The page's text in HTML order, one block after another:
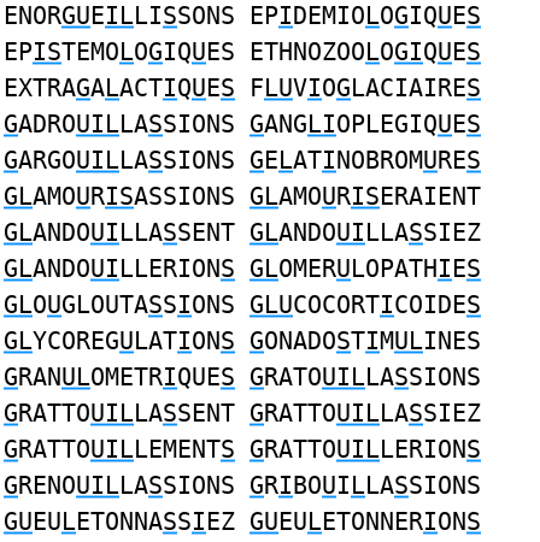
ENORGUEILLISSONS EPIDEMIOLOGIQUES
EPISTEMOLOGIQUES ETHNOZOOLOGIQUES
EXTRAGALACTIQUES FLUVIOGLACIAIRES
GADROUILLASSIONS GANGLIOPLEGIQUES
GARGOUILLASSIONS GELATINOBROMURES
GLAMOURISASSIONS GLAMOURISERAIENT
GLANDOUILLASSENT GLANDOUILLASSIEZ
GLANDOUILLERIONS GLOMERULOPATHIES
GLOUGLOUTASSIONS GLUCOCORTICOIDES
GLYCOREGULATIONS GONADOSTIMULINES
GRANULOMETRIQUES GRATOUILLASSIONS
GRATTOUILLASSENT GRATTOUILLASSIEZ
GRATTOUILLEMENTS GRATTOUILLERIONS
GRENOUILLASSIONS GRIBOUILLASSIONS
GUEULETONNASSIEZ GUEULETONNERIONS